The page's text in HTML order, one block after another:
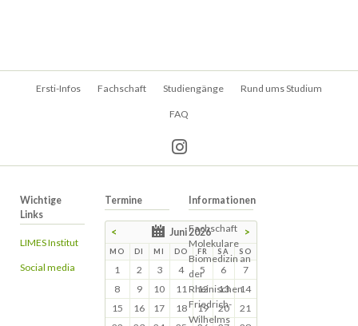
Navigation
Ersti-Infos Fachschaft Studiengänge Rund ums Studium
FAQ
Wichtige
Links
LIMES Institut
Social media
Termine
< Juni 2026 >
MO DI MI DO FR SA SO
1 2 3 4 5 6
7
8
9 10 11 12 13
14
15
16 17 18 19 20
21
Informationen
Fachschaft
Molekulare
Biomedizin an
der
Rheinischen
Friedrich-
Wilhelms